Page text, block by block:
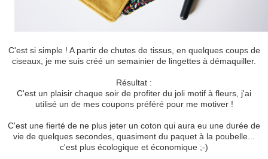
C'est si simple ! A partir de chutes de tissus, en quelques coups de
ciseaux, je me suis créé un semainier de lingettes à démaquiller.
Résultat :
C'est un plaisir chaque soir de profiter du joli motif à fleurs, j'ai
utilisé un de mes coupons préféré pour me motiver !
C'est une fierté de ne plus jeter un coton qui aura eu une durée de
vie de quelques secondes, quasiment du paquet à la poubelle...
c'est plus écologique et économique ;-)